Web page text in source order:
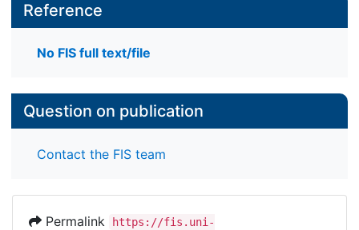
Reference
No FIS full text/file
Question on publication
Contact the FIS team
Permalink
https://fis.uni-